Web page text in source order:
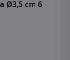
Ø3,5 cm 6